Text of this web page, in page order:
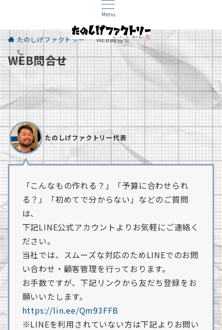
Menu
お問合せ
たのしげファクトリー WEB問合せ
WEB問合せ
たのしげファクトリー代表
「こんなもの作れる？」「予算に合わせられ
る？」「初めてで分からない」などのご質問
は、
下記LINE公式アカウントよりお気軽にご連絡く
ださい。
当社では、スムーズな対応のためLINEでのお問
い合わせ・顧客管理を行っております。
お手数ですが、下記リンクから友だち登録をお
願いいたします。
https://lin.ee/Qm93FFB
※LINEを利用されていない方は下記よりお問い